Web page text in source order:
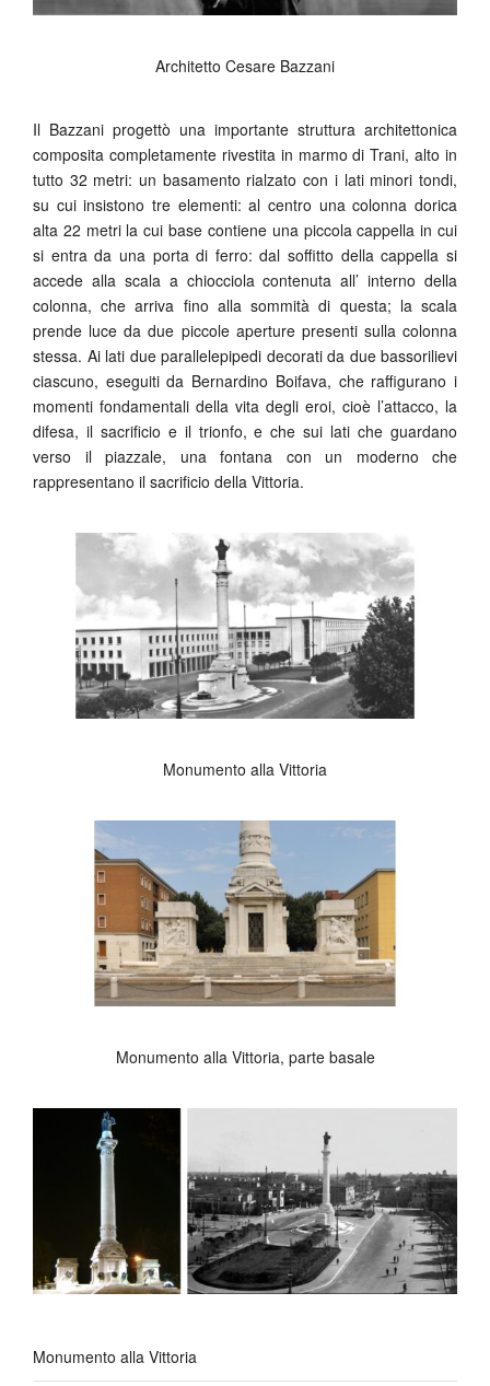
Architetto Cesare Bazzani
Il Bazzani progettò una importante struttura architettonica
composita completamente rivestita in marmo di Trani, alto in
tutto 32 metri: un basamento rialzato con i lati minori tondi,
su cui insistono tre elementi: al centro una colonna dorica
alta 22 metri la cui base contiene una piccola cappella in cui
si entra da una porta di ferro: dal soffitto della cappella si
accede alla scala a chiocciola contenuta all’ interno della
colonna, che arriva fino alla sommità di questa; la scala
prende luce da due piccole aperture presenti sulla colonna
stessa. Ai lati due parallelepipedi decorati da due bassorilievi
ciascuno, eseguiti da Bernardino Boifava, che raffigurano i
momenti fondamentali della vita degli eroi, cioè l’attacco, la
difesa, il sacrificio e il trionfo, e che sui lati che guardano
verso il piazzale, una fontana con un moderno che
rappresentano il sacrificio della Vittoria.
Monumento alla Vittoria
Monumento alla Vittoria, parte basale
Monumento alla Vittoria